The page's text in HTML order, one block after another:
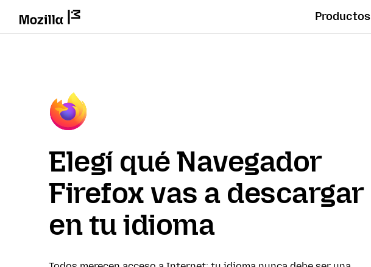
Productos
Elegí qué Navegador
Firefox vas a descargar
en tu idioma